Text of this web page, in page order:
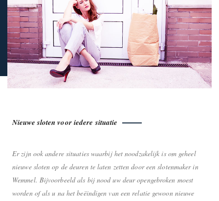
Nieuwe sloten voor iedere situatie
Er zijn ook andere situaties waarbij het noodzakelijk is om geheel
nieuwe sloten op de deuren te laten zetten door een slotenmaker in
Wemmel. Bijvoorbeeld als bij nood uw deur opengebroken moest
worden of als u na het beëindigen van een relatie gewoon nieuwe